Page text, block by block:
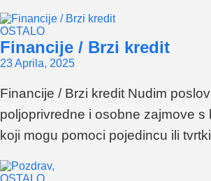
OSTALO
Financije / Brzi kredit
23 Aprila, 2025
Financije / Brzi kredit Nudim
poljoprivredne i osobne zajmove s
koji mogu pomoci pojedincu ili
OSTALO